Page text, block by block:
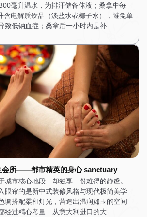
毫升温水，为排汗储备体液；桑拿中每
含电解质饮品（淡盐水或椰子水），避免单
致低钠血症；桑拿后一小时内是补…
会所——都市精英的身心 sanctuary
城市核心地段，却独享一份难得的静谧。
眼帘的是新中式装修风格与现代极简美学
调搭配柔和灯光，营造出温润如玉的空间
经过精心考量，从意大利进口的大…